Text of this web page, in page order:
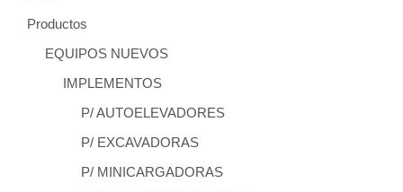
Productos
EQUIPOS NUEVOS
IMPLEMENTOS
P/ AUTOELEVADORES
P/ EXCAVADORAS
P/ MINICARGADORAS